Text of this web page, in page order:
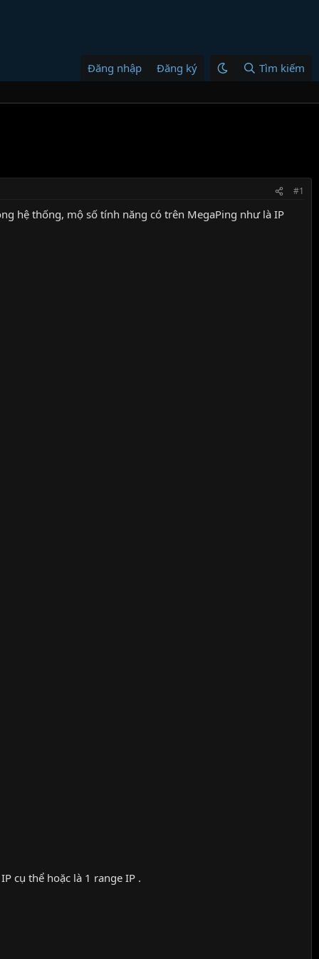
Đăng nhập Đăng ký Tìm kiếm
#1
hệ thống, mộ số tính năng có trên MegaPing như là IP
cụ thể hoặc là 1 range IP .